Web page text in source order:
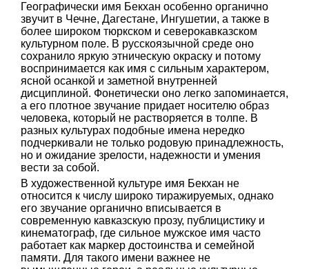
Географически имя Бекхан особенно органично
звучит в Чечне, Дагестане, Ингушетии, а также в
более широком тюркском и северокавказском
культурном поле. В русскоязычной среде оно
сохранило яркую этническую окраску и потому
воспринимается как имя с сильным характером,
ясной осанкой и заметной внутренней
дисциплиной. Фонетически оно легко запоминается,
а его плотное звучание придает носителю образ
человека, который не растворяется в толпе. В
разных культурах подобные имена нередко
подчеркивали не только родовую принадлежность,
но и ожидание зрелости, надежности и умения
вести за собой.
В художественной культуре имя Бекхан не
относится к числу широко тиражируемых, однако
его звучание органично вписывается в
современную кавказскую прозу, публицистику и
кинематограф, где сильное мужское имя часто
работает как маркер достоинства и семейной
памяти. Для такого имени важнее не